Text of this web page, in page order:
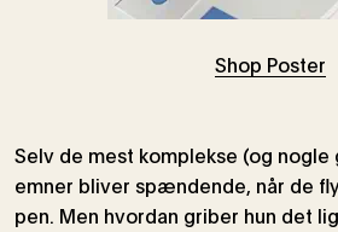
Shop Poster
Selv de mest komplekse (og
emner bliver spændende, når de
pen. Men hvordan griber hun det